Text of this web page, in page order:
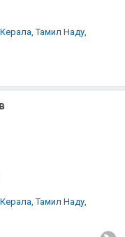
Керала, Тамил Наду,
Керала, Тамил Наду,